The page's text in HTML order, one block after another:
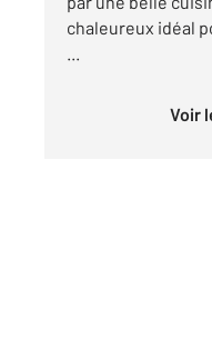
chaleureux idéal